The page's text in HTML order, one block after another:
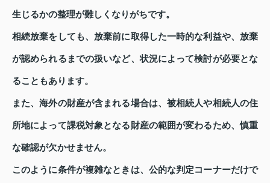
生じるかの整理が難しくなりがちです。
相続放棄をしても、放棄前に取得した一時的な利益や、放棄
が認められるまでの扱いなど、状況によって検討が必要とな
ることもあります。
また、海外の財産が含まれる場合は、被相続人や相続人の住
所地によって課税対象となる財産の範囲が変わるため、慎重
な確認が欠かせません。
このように条件が複雑なときは、公的な判定コーナーだけで